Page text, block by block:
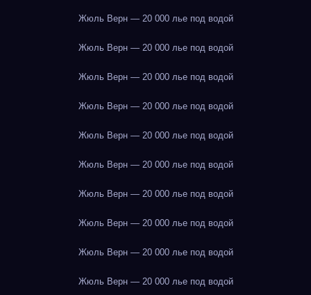
Жюль Верн — 20 000 лье под водой
Жюль Верн — 20 000 лье под водой
Жюль Верн — 20 000 лье под водой
Жюль Верн — 20 000 лье под водой
Жюль Верн — 20 000 лье под водой
Жюль Верн — 20 000 лье под водой
Жюль Верн — 20 000 лье под водой
Жюль Верн — 20 000 лье под водой
Жюль Верн — 20 000 лье под водой
Жюль Верн — 20 000 лье под водой